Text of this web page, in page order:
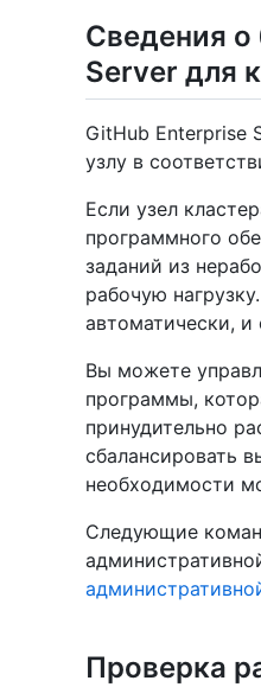
Сведения о
Server для
GitHub Enterprise
узлу в
Если узел
программного
заданий из
рабочую
автоматически,
Вы можете
программы,
принудительно
сбалансировать
необходимости
Следующие
Проверка